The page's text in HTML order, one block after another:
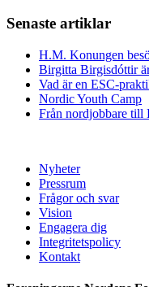
Senaste artiklar
H.M. Konungen
Birgitta Birgisdóttir
Vad är en ESC-
Nordic Youth Camp
Från nordjobbare till
Nyheter
Pressrum
Frågor och svar
Vision
Engagera dig
Integritetspolicy
Kontakt